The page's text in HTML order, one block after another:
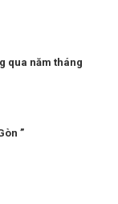
qua năm tháng
”